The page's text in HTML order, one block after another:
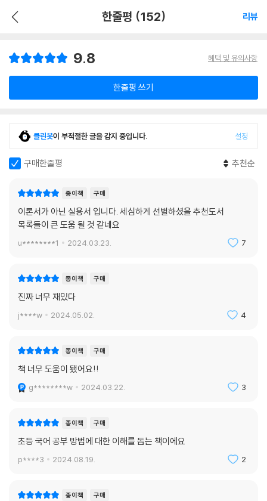
한줄평 (152) 리뷰
9.8 혜택 및 유의사항
한줄평 쓰기
클린봇이 부적절한 글을 감지 중입니다. 설정
구매한줄평 추천순
종이책 구매
이론서가 아닌 실용서 입니다. 세심하게 선별하셨을 추천도서
목록들이 큰 도움 될 것 같네요
u********1 2024.03.23. 7
종이책 구매
진짜 너무 재밌다
j****w 2024.05.02. 4
종이책 구매
책 너무 도움이 됐어요!!
g********w 2024.03.22. 3
종이책 구매
초등 국어 공부 방법에 대한 이해를 돕는 책이에요
p****3 2024.08.19. 2
종이책 구매